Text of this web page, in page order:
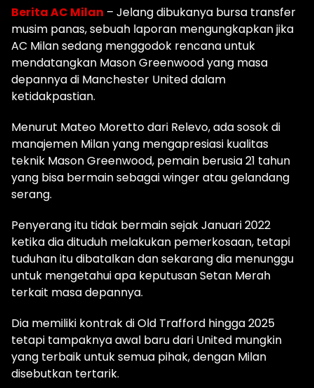
Berita AC Milan – Jelang dibukanya bursa transfer
musim panas, sebuah laporan mengungkapkan jika
AC Milan sedang menggodok rencana untuk
mendatangkan Mason Greenwood yang masa
depannya di Manchester United dalam
ketidakpastian.
Menurut Mateo Moretto dari Relevo, ada sosok di
manajemen Milan yang mengapresiasi kualitas
teknik Mason Greenwood, pemain berusia 21 tahun
yang bisa bermain sebagai winger atau gelandang
serang.
Penyerang itu tidak bermain sejak Januari 2022
ketika dia dituduh melakukan pemerkosaan, tetapi
tuduhan itu dibatalkan dan sekarang dia menunggu
untuk mengetahui apa keputusan Setan Merah
terkait masa depannya.
Dia memiliki kontrak di Old Trafford hingga 2025
tetapi tampaknya awal baru dari United mungkin
yang terbaik untuk semua pihak, dengan Milan
disebutkan tertarik.